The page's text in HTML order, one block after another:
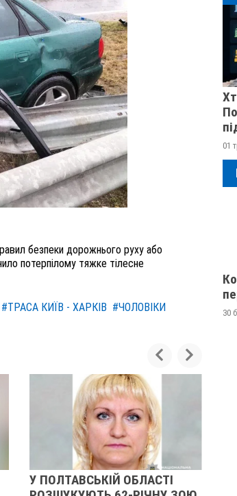
безпеки дорожнього руху або
потерпілому тяжке тілесне
#ТРАСА КИЇВ - ХАРКІВ #ЧОЛОВІКИ
ОБЛАСТІ
У
01
30